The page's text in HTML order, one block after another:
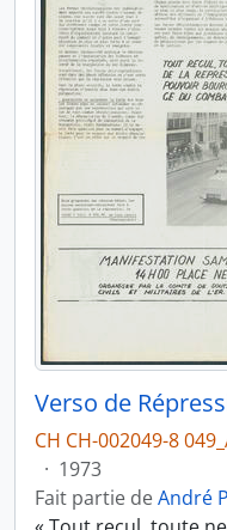
CH CH-002049-8
· 1973
Fait partie deAndré